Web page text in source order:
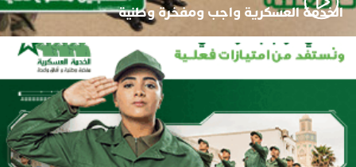
الخدمة العسكرية واجب ومفخرة وطنية